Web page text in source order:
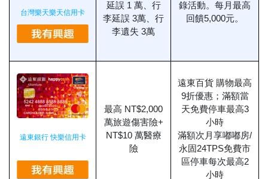
台灣樂天樂天信用卡
延誤 1 萬、行
李延誤 3萬、行
李遺失 3萬
錄活動。每月最高
回饋5,000元。
遠東銀行 快樂信用卡
最高 NT$2,000
萬旅遊傷害險+
NT$10 萬醫療
險
遠東百貨 購物最高
9折優惠；滿額當
天免費停車最高3
小時
滿額次月享嘟嘟房/
永固24TPS免費市
區停車每次最高2
小時